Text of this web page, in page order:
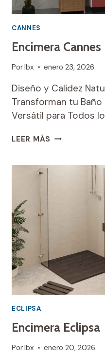
CANNES
Encimera Cannes
PorIbx enero 23, 2026
Diseño y Calidez
Transforman tu Baño
Versátil para Todos
LEER MÁS ENCIMERA
ECLIPSA
Encimera Eclipsa
PorIbx enero 20, 2026